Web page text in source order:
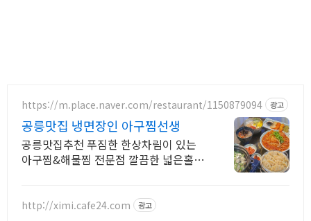
https://m.place.naver.com/restaurant/1150879094 광고
공릉맛집 냉면장인 아구찜선생
공릉맛집추천 푸짐한 한상차림이 있는
아구찜&해물찜 전문점 깔끔한 넓은홀,
http://ximi.cafe24.com 광고